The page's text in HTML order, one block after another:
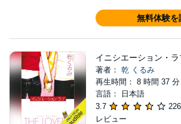
無料体験を
イニシエーション・ラ
著者： 乾 くるみ
再生時間： 8 時間 37 分
言語： 日本語
3.7
レビュー